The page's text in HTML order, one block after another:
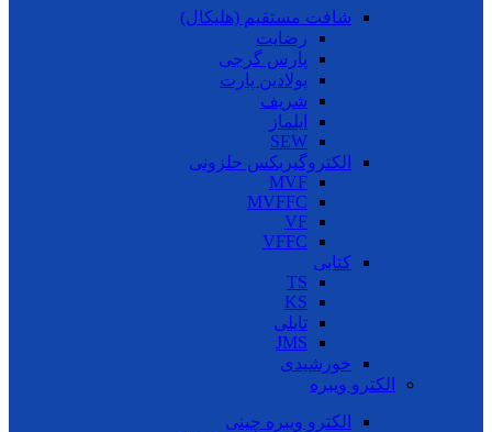
شافت مستقیم (هلیکال)
رضایت
پارس گرجی
پولادین پارت
شریف
ایلماز
SEW
الکتروگیربکس حلزونی
MVF
MVFFC
VF
VFFC
کتابی
TS
KS
تایلی
JMS
خورشیدی
الکترو ویبره
الکترو ویبره چینی